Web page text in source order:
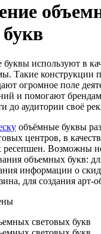
используют в
Такие конструкции
огромное поле
и помогают
до аудитории своё
объёмные буквы
центров, в
ресепшен. Возможны
объемных букв:
информации о
для создания арт-